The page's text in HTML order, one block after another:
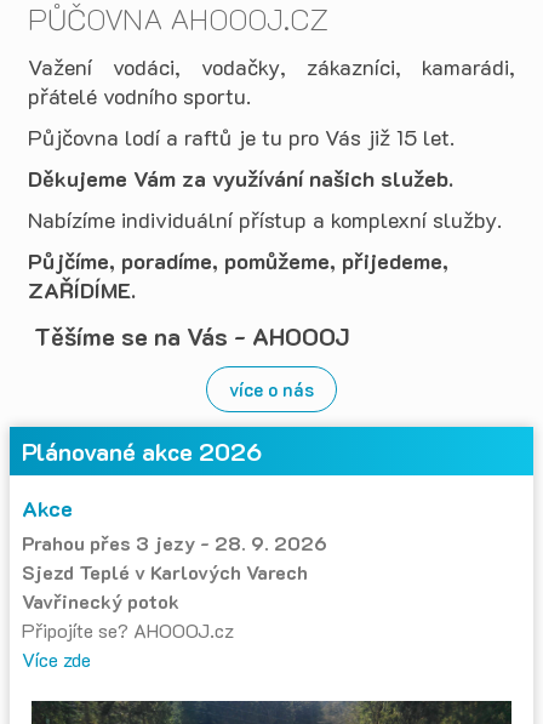
PŮČOVNA AHOOOJ.CZ
Važení vodáci, vodačky, zákazníci, kamarádi,
přátelé vodního sportu.
Půjčovna lodí a raftů je tu pro Vás již 15 let.
Děkujeme Vám za využívání našich služeb.
Nabízíme individuální přístup a komplexní služby.
Půjčíme, poradíme, pomůžeme, přijedeme,
ZAŘÍDÍME.
Těšíme se na Vás - AHOOOJ
více o nás
Plánované akce 2026
Akce
Prahou přes 3 jezy - 28. 9. 2026
Sjezd Teplé v Karlových Varech
Vavřinecký potok
Připojíte se? AHOOOJ.cz
Více zde